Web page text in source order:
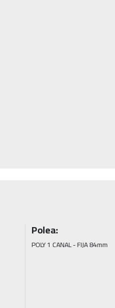
Polea:
POLY 1 CANAL - FIJA 84mm